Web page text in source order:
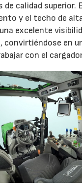
de calidad superior.
y el techo de
excelente
convirtiéndose en
con el